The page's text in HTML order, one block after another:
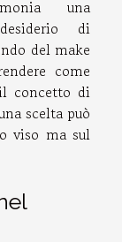
una
di
del make
come
concetto di
scelta può
viso ma sul